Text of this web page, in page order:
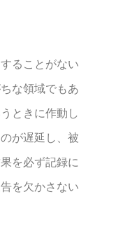
ることがない
な領域でもあ
ときに作動し
が遅延し、被
を必ず記録に
を欠かさない